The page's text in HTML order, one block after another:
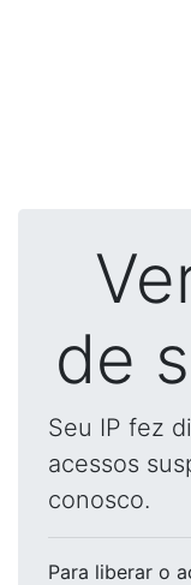
de
Seu IP fez
acessos
conosco.
Para liberar o